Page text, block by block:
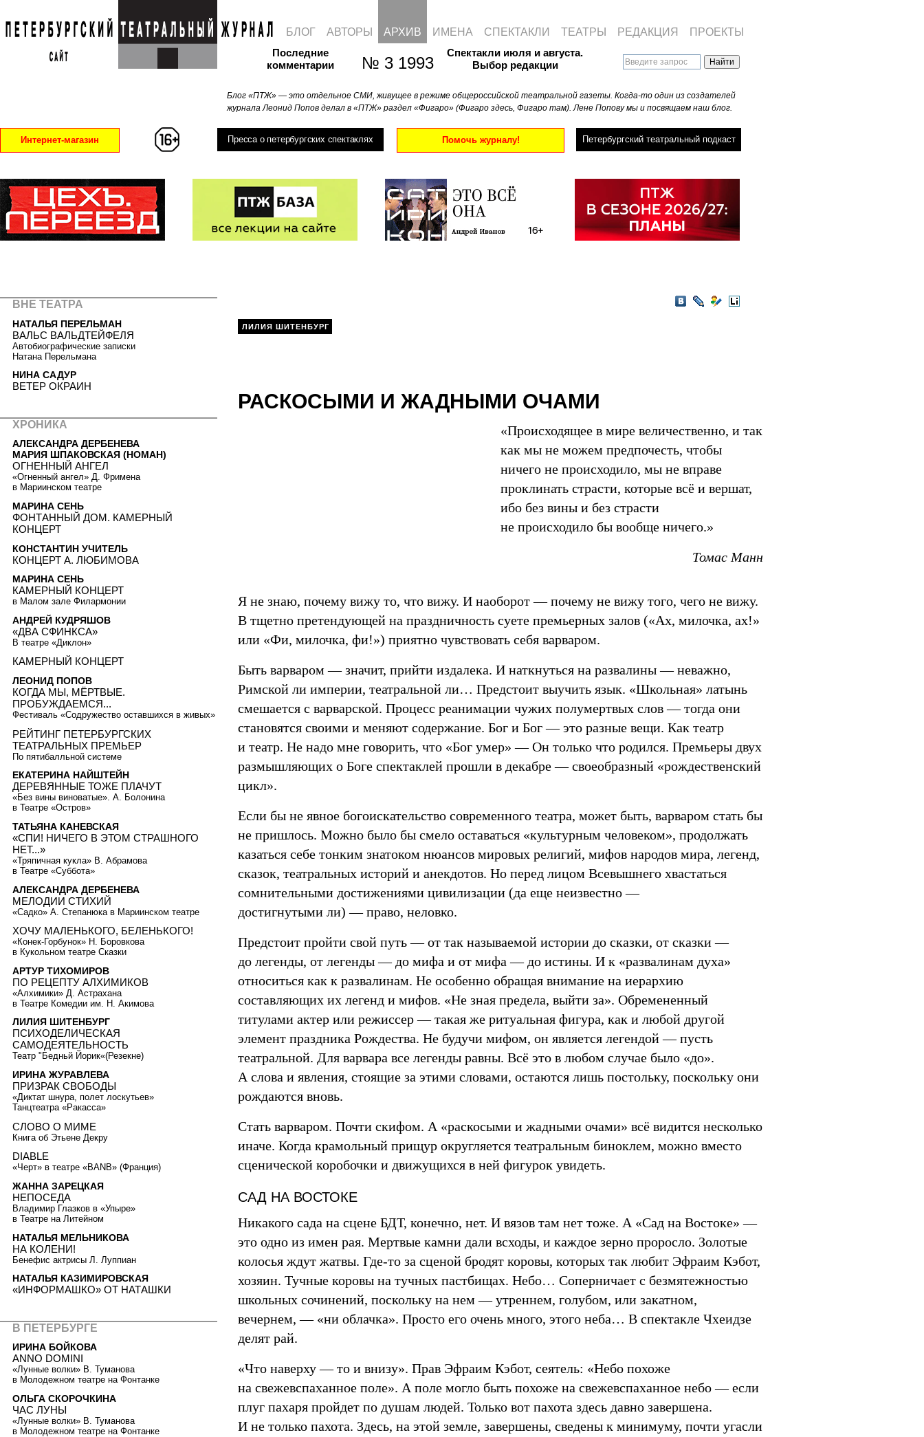
№ 3 1993
Последние
комментарии
Блог «ПТЖ» — это отдельное СМИ, живущее в режиме общероссийской театральной газеты. Когда-то один из создателей
журнала Леонид Попов делал в «ПТЖ» раздел «Фигаро» (Фигаро здесь, Фигаро там). Лене Попову мы и посвящаем наш блог.
Спектакли июля и августа.
Выбор редакции
Интернет-магазин Пресса о петербургских спектаклях Помочь журналу! Петербургский театральный подкаст
БЛОГ АВТОРЫ АРХИВ ИМЕНА СПЕКТАКЛИ ТЕАТРЫ РЕДАКЦИЯ ПРОЕКТЫ
VKontakte
LiveJournal
Мой
LiveInternet
ЛИЛИЯ ШИТЕНБУРГ
РАСКОСЫМИ И ЖАДНЫМИ ОЧАМИ
«Происходящее в мире величественно, и так
как мы не можем предпочесть, чтобы
ничего не происходило, мы не вправе
проклинать страсти, которые всё и вершат,
ибо без вины и без страсти
не происходило бы вообще ничего.»
Томас Манн
Я не знаю, почему вижу то, что вижу. И наоборот — почему не вижу того, чего не вижу.
В тщетно претендующей на праздничность суете премьерных залов («Ах, милочка, ах!»
или «Фи, милочка, фи!») приятно чувствовать себя варваром.
Быть варваром — значит, прийти издалека. И наткнуться на развалины — неважно,
Римской ли империи, театральной ли… Предстоит выучить язык. «Школьная» латынь
смешается с варварской. Процесс реанимации чужих полумертвых слов — тогда они
становятся своими и меняют содержание. Бог и Бог — это разные вещи. Как театр
и театр. Не надо мне говорить, что «Бог умер» — Он только что родился. Премьеры двух
размышляющих о Боге спектаклей прошли в декабре — своеобразный «рождественский
цикл».
Если бы не явное богоискательство современного театра, может быть, варваром стать бы
не пришлось. Можно было бы смело оставаться «культурным человеком», продолжать
казаться себе тонким знатоком нюансов мировых религий, мифов народов мира, легенд,
сказок, театральных историй и анекдотов. Но перед лицом Всевышнего хвастаться
сомнительными достижениями цивилизации (да еще неизвестно —
достигнутыми ли) — право, неловко.
Предстоит пройти свой путь — от так называемой истории до сказки, от сказки —
до легенды, от легенды — до мифа и от мифа — до истины. И к «развалинам духа»
относиться как к развалинам. Не особенно обращая внимание на иерархию
составляющих их легенд и мифов. «Не зная предела, выйти за». Обремененный
титулами актер или режиссер — такая же ритуальная фигура, как и любой другой
элемент праздника Рождества. Не будучи мифом, он является легендой — пусть
театральной. Для варвара все легенды равны. Всё это в любом случае было «до».
А слова и явления, стоящие за этими словами, остаются лишь постольку, поскольку они
рождаются вновь.
Стать варваром. Почти скифом. А «раскосыми и жадными очами» всё видится несколько
иначе. Когда крамольный прищур округляется театральным биноклем, можно вместо
сценической коробочки и движущихся в ней фигурок увидеть.
САД НА ВОСТОКЕ
Никакого сада на сцене БДТ, конечно, нет. И вязов там нет тоже. А «Сад на Востоке» —
это одно из имен рая. Мертвые камни дали всходы, и каждое зерно проросло. Золотые
колосья ждут жатвы. Где-то за сценой бродят коровы, которых так любит Эфраим Кэбот,
хозяин. Тучные коровы на тучных пастбищах. Небо… Соперничает с безмятежностью
школьных сочинений, поскольку на нем — утреннем, голубом, или закатном,
вечернем, — «ни облачка». Просто его очень много, этого неба… В спектакле Чхеидзе
делят рай.
«Что наверху — то и внизу». Прав Эфраим Кэбот, сеятель: «Небо похоже
на свежевспаханное поле». А поле могло быть похоже на свежевспаханное небо — если
плуг пахаря пройдет по душам людей. Только вот пахота здесь давно завершена.
И не только пахота. Здесь, на этой земле, завершены, сведены к минимуму, почти угасли
ВНЕ ТЕАТРА
НАТАЛЬЯ ПЕРЕЛЬМАН
ВАЛЬС ВАЛЬДТЕЙФЕЛЯ
Автобиографические записки
Натана Перельмана
НИНА САДУР
ВЕТЕР ОКРАИН
ХРОНИКА
АЛЕКСАНДРА ДЕРБЕНЕВА
МАРИЯ ШПАКОВСКАЯ (НОМАН)
ОГНЕННЫЙ АНГЕЛ
«Огненный ангел» Д. Фримена
в Мариинском театре
МАРИНА СЕНЬ
ФОНТАННЫЙ ДОМ. КАМЕРНЫЙ
КОНЦЕРТ
КОНСТАНТИН УЧИТЕЛЬ
КОНЦЕРТ А. ЛЮБИМОВА
МАРИНА СЕНЬ
КАМЕРНЫЙ КОНЦЕРТ
в Малом зале Филармонии
АНДРЕЙ КУДРЯШОВ
«ДВА СФИНКСА»
В театре «Диклон»
КАМЕРНЫЙ КОНЦЕРТ
ЛЕОНИД ПОПОВ
КОГДА МЫ, МЁРТВЫЕ.
ПРОБУЖДАЕМСЯ...
Фестиваль «Cодружество оставшихся в живых»
РЕЙТИНГ ПЕТЕРБУРГСКИХ
ТЕАТРАЛЬНЫХ ПРЕМЬЕР
По пятибалльной системе
ЕКАТЕРИНА НАЙШТЕЙН
ДЕРЕВЯННЫЕ ТОЖЕ ПЛАЧУТ
«Без вины виноватые». А. Болонина
в Театре «Остров»
ТАТЬЯНА КАНЕВСКАЯ
«СПИ! НИЧЕГО В ЭТОМ СТРАШНОГО
НЕТ...»
«Тряпичная кукла» В. Абрамова
в Театре «Суббота»
АЛЕКСАНДРА ДЕРБЕНЕВА
МЕЛОДИИ СТИХИЙ
«Садко» А. Степанюка в Мариинском театре
ХОЧУ МАЛЕНЬКОГО, БЕЛЕНЬКОГО!
«Конек-Горбунок» Н. Боровкова
в Кукольном театре Сказки
АРТУР ТИХОМИРОВ
ПО РЕЦЕПТУ АЛХИМИКОВ
«Алхимики» Д. Астрахана
в Театре Комедии им. Н. Акимова
ЛИЛИЯ ШИТЕНБУРГ
ПСИХОДЕЛИЧЕСКАЯ
САМОДЕЯТЕЛЬНОСТЬ
Театр "Бедньй Йорик«(Резекне)
ИРИНА ЖУРАВЛЕВА
ПРИЗРАК СВОБОДЫ
«Диктат шнура, полет лоскутьев»
Танцтеатра «Ракасса»
СЛОВО О МИМЕ
Книга об Этьене Декру
DIABLE
«Черт» в театре «ВANB» (Франция)
ЖАННА ЗАРЕЦКАЯ
НЕПОСЕДА
Владимир Глазков в «Упыре»
в Театре на Литейном
НАТАЛЬЯ МЕЛЬНИКОВА
НА КОЛЕНИ!
Бенефис актрисы Л. Луппиан
НАТАЛЬЯ КАЗИМИРОВСКАЯ
«ИНФОРМАШКО» ОТ НАТАШКИ
В ПЕТЕРБУРГЕ
ИРИНА БОЙКОВА
ANNO DOMINI
«Лунные волки» В. Туманова
в Молодежном театре на Фонтанке
ОЛЬГА СКОРОЧКИНА
ЧАС ЛУНЫ
«Лунные волки» В. Туманова
в Молодежном театре на Фонтанке